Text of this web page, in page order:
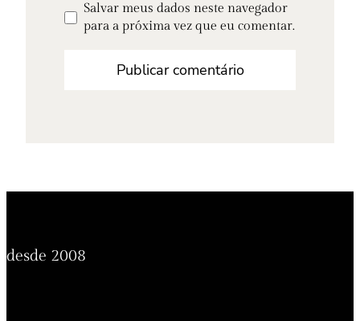
Salvar meus dados neste navegador
para a próxima vez que eu comentar.
desde 2008